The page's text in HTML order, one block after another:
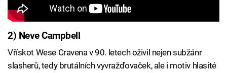
2) Neve Campbell
Vřískot Wese Cravena v 90. letech oživil nejen subžánr
slasherů, tedy brutálních vyvražďovaček, ale i motiv hlasité